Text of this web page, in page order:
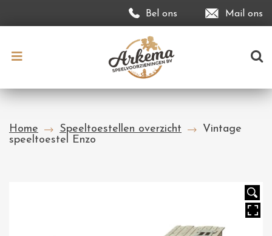
Bel ons Mail ons
Home Speeltoestellen overzicht
Vintage
speeltoestel Enzo